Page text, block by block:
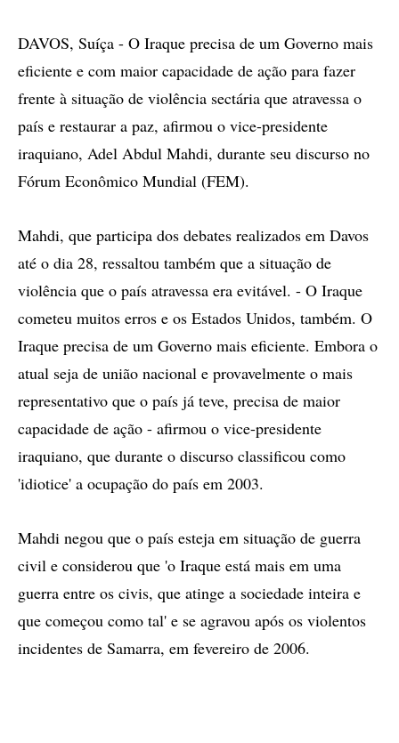
DAVOS, Suíça - O Iraque precisa de um Governo mais
eficiente e com maior capacidade de ação para fazer
frente à situação de violência sectária que atravessa o
país e restaurar a paz, afirmou o vice-presidente
iraquiano, Adel Abdul Mahdi, durante seu discurso no
Fórum Econômico Mundial (FEM).
Mahdi, que participa dos debates realizados em Davos
até o dia 28, ressaltou também que a situação de
violência que o país atravessa era evitável. - O Iraque
cometeu muitos erros e os Estados Unidos, também. O
Iraque precisa de um Governo mais eficiente. Embora o
atual seja de união nacional e provavelmente o mais
representativo que o país já teve, precisa de maior
capacidade de ação - afirmou o vice-presidente
iraquiano, que durante o discurso classificou como
'idiotice' a ocupação do país em 2003.
Mahdi negou que o país esteja em situação de guerra
civil e considerou que 'o Iraque está mais em uma
guerra entre os civis, que atinge a sociedade inteira e
que começou como tal' e se agravou após os violentos
incidentes de Samarra, em fevereiro de 2006.